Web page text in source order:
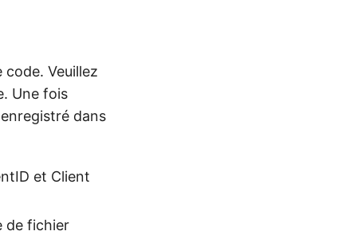
Veuillez
Une fois
dans
et Client
de fichier